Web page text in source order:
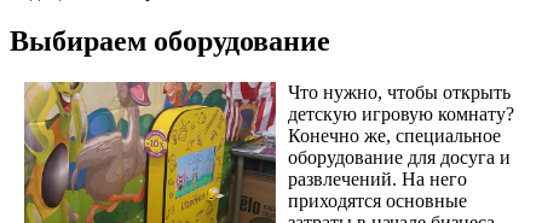
Выбираем оборудование
Что нужно, чтобы открыть
детскую игровую комнату?
Конечно же, специальное
оборудование для досуга и
развлечений. На него
приходятся основные